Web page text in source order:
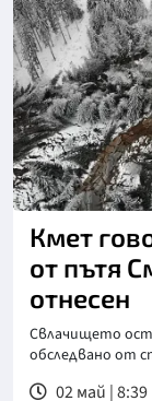
Кмет
от пътя
отнесен
Свлачището
обследвано от
02 май | 8:39